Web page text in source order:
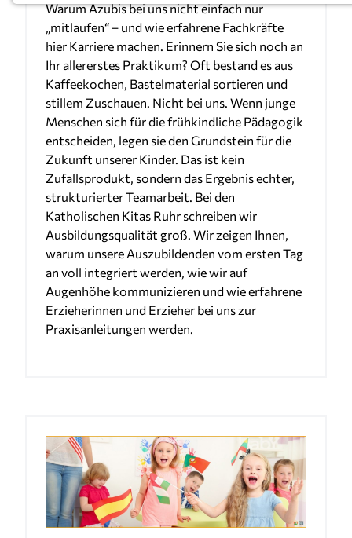
Warum Azubis bei uns nicht einfach nur
„mitlaufen“ – und wie erfahrene Fachkräfte
hier Karriere machen. Erinnern Sie sich noch an
Ihr allererstes Praktikum? Oft bestand es aus
Kaffeekochen, Bastelmaterial sortieren und
stillem Zuschauen. Nicht bei uns. Wenn junge
Menschen sich für die frühkindliche Pädagogik
entscheiden, legen sie den Grundstein für die
Zukunft unserer Kinder. Das ist kein
Zufallsprodukt, sondern das Ergebnis echter,
strukturierter Teamarbeit. Bei den
Katholischen Kitas Ruhr schreiben wir
Ausbildungsqualität groß. Wir zeigen Ihnen,
warum unsere Auszubildenden vom ersten Tag
an voll integriert werden, wie wir auf
Augenhöhe kommunizieren und wie erfahrene
Erzieherinnen und Erzieher bei uns zur
Praxisanleitungen werden.
Notwendige Cookies ermöglichen grundlegende
Funktionen und sind für die einwandfreie Funktion
der Website erforderlich.
Einverständnis-Cookie
Name:
cookie_consent
Zweck:
Dieser Cookie speichert die ausgewählten
Einverständnis-Optionen des Benutzers
Cookie Laufzeit:
1 Jahr
MARKETING
Marketing Cookies werden von Drittanbietern
Name:
_fbp
Anbieter:
Facebook